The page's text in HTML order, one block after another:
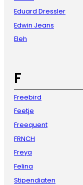
Eduard Dressler
Edwin Jeans
Eleh
F
Freebird
Feetje
Freequent
FRNCH
Freya
Felina
Stipendiaten